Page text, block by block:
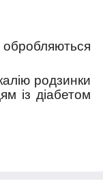
родзинки
із діабетом